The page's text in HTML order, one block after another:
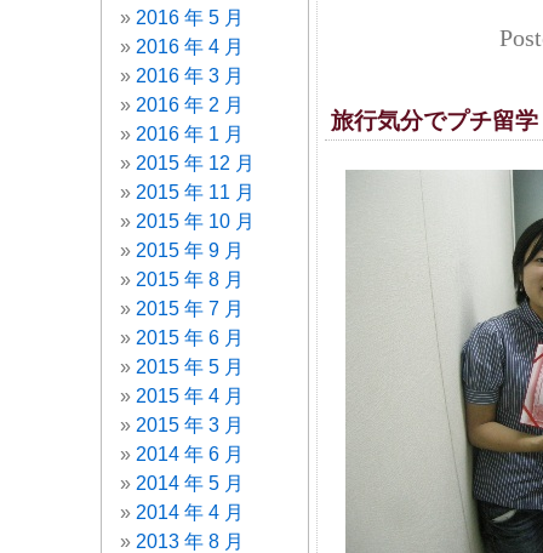
2016 年 5 月
2016 年 4 月
2016 年 3 月
2016 年 2 月
2016 年 1 月
2015 年 12 月
2015 年 11 月
2015 年 10 月
2015 年 9 月
2015 年 8 月
2015 年 7 月
2015 年 6 月
2015 年 5 月
2015 年 4 月
2015 年 3 月
2014 年 6 月
2014 年 5 月
2014 年 4 月
2013 年 8 月
旅行気分でプチ留